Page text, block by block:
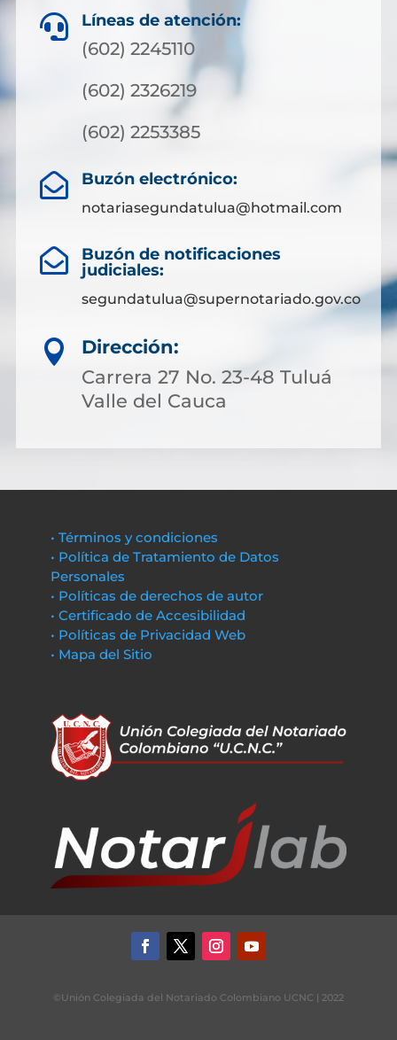
 Líneas de atención:
(602) 2245110
(602) 2326219
(602) 2253385
 Buzón electrónico:
notariasegundatulua@hotmail.com

Buzón de notificaciones
judiciales:
segundatulua@supernotariado.gov.co

Dirección:
Carrera 27 No. 23-48 Tuluá
Valle del Cauca
• Términos y condiciones
• Política de Tratamiento de Datos
Personales
• Políticas de derechos de autor
• Certificado de Accesibilidad
• Políticas de Privacidad Web
• Mapa del Sitio
©Unión Colegiada del Notariado Colombiano UCNC | 2022